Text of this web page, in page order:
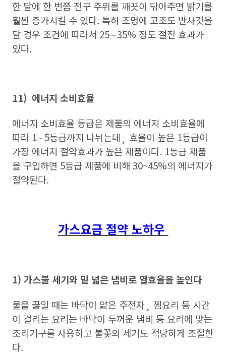
한 달에 한 번쯤 전구 주위를 깨끗이 닦아주면 밝기를
훨씬 증가시킬 수 있다. 특히 조명에 고조도 반사갓을
달 경우 조건에 따라서 25∼35% 정도 절전 효과가
있다.
11) 에너지 소비효율
에너지 소비효율 등급은 제품의 에너지 소비효율에
따라 1∼5등급까지 나뉘는데¸ 효율이 높은 1등급이
가장 에너지 절약효과가 높은 제품이다. 1등급 제품
을 구입하면 5등급 제품에 비해 30~45%의 에너지가
절약된다.
가스요금 절약 노하우
1) 가스불 세기와 밑 넓은 냄비로 열효율을 높인다
물을 끓일 때는 바닥이 얇은 주전자¸ 찜요리 등 시간
이 걸리는 요리는 바닥이 두꺼운 냄비 등 요리에 맞는
조리기구를 사용하고 불꽃의 세기도 적당하게 조절한
다.